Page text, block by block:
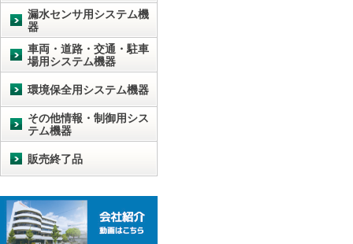
漏水センサ用システム機
器
車両・道路・交通・駐車
場用システム機器
環境保全用システム機器
その他情報・制御用シス
テム機器
販売終了品